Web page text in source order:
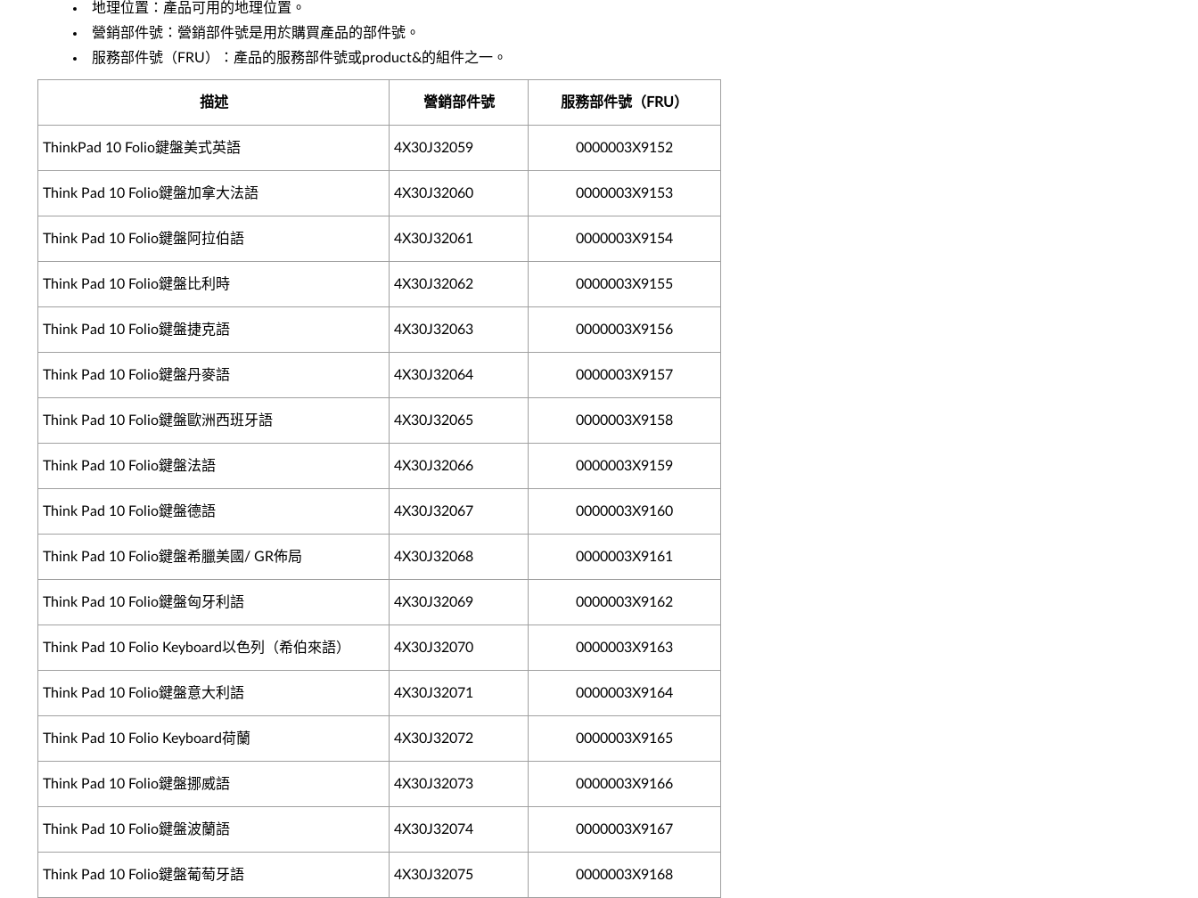
地理位置：產品可用的地理位置。
營銷部件號：營銷部件號是用於購買產品的部件號。
服務部件號（FRU）：產品的服務部件號或product&的組件之一。
描述 營銷部件號 服務部件號（FRU）
ThinkPad 10 Folio鍵盤美式英語 4X30J32059 0000003X9152
Think Pad 10 Folio鍵盤加拿大法語 4X30J32060 0000003X9153
Think Pad 10 Folio鍵盤阿拉伯語 4X30J32061 0000003X9154
Think Pad 10 Folio鍵盤比利時 4X30J32062 0000003X9155
Think Pad 10 Folio鍵盤捷克語 4X30J32063 0000003X9156
Think Pad 10 Folio鍵盤丹麥語 4X30J32064 0000003X9157
Think Pad 10 Folio鍵盤歐洲西班牙語 4X30J32065 0000003X9158
Think Pad 10 Folio鍵盤法語 4X30J32066 0000003X9159
Think Pad 10 Folio鍵盤德語 4X30J32067 0000003X9160
Think Pad 10 Folio鍵盤希臘美國/ GR佈局 4X30J32068 0000003X9161
Think Pad 10 Folio鍵盤匈牙利語 4X30J32069 0000003X9162
Think Pad 10 Folio Keyboard以色列（希伯來語） 4X30J32070 0000003X9163
Think Pad 10 Folio鍵盤意大利語 4X30J32071 0000003X9164
Think Pad 10 Folio Keyboard荷蘭 4X30J32072 0000003X9165
Think Pad 10 Folio鍵盤挪威語 4X30J32073 0000003X9166
Think Pad 10 Folio鍵盤波蘭語 4X30J32074 0000003X9167
Think Pad 10 Folio鍵盤葡萄牙語 4X30J32075 0000003X9168